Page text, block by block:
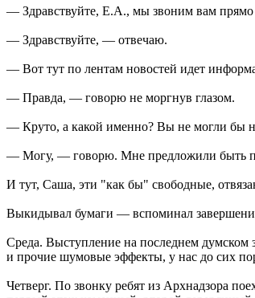
— Здравствуйте, Е.А., мы звоним вам прямо
— Здравствуйте, — отвечаю.
— Вот тут по лентам новостей идет
— Правда, — говорю не моргнув глазом.
— Круто, а какой именно? Вы не могли бы
— Могу, — говорю. Мне предложили быть
И тут, Саша, эти "как бы" свободные,
Выкидывал бумаги — вспоминал
Среда. Выступление на последнем думском
и прочие шумовые эффекты, у нас до сих
Четверг. По звонку ребят из Архнадзора